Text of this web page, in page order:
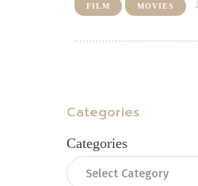
FILM MOVIES
Categories
Categories